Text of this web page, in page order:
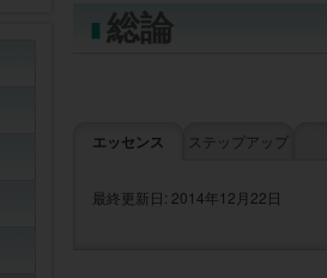
総論
エッセンス ステップアップ
最終更新日: 2014年12月22日